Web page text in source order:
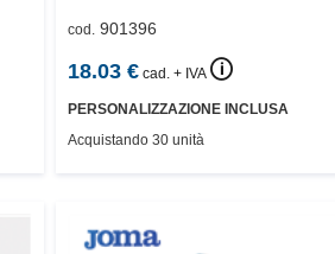
cod. 901396
18.03€ cad. + IVA 🛈
PERSONALIZZAZIONE INCLUSA
Acquistando 30 unità